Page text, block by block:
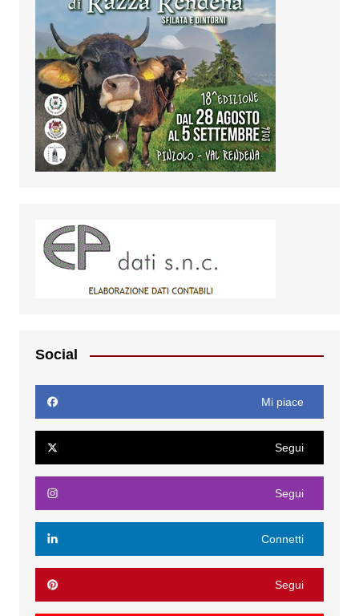
Social
Mi piace
Segui
Segui
Connetti
Segui